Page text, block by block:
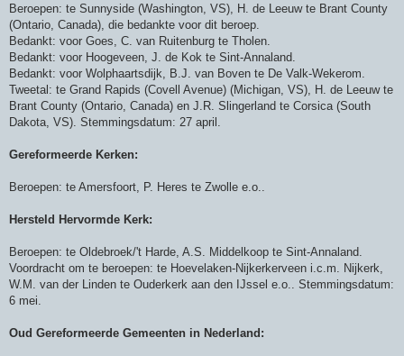
Beroepen: te Sunnyside (Washington, VS), H. de Leeuw te Brant County
(Ontario, Canada), die bedankte voor dit beroep.
Bedankt: voor Goes, C. van Ruitenburg te Tholen.
Bedankt: voor Hoogeveen, J. de Kok te Sint-Annaland.
Bedankt: voor Wolphaartsdijk, B.J. van Boven te De Valk-Wekerom.
Tweetal: te Grand Rapids (Covell Avenue) (Michigan, VS), H. de Leeuw te
Brant County (Ontario, Canada) en J.R. Slingerland te Corsica (South
Dakota, VS). Stemmingsdatum: 27 april.
Gereformeerde Kerken:
Beroepen: te Amersfoort, P. Heres te Zwolle e.o..
Hersteld Hervormde Kerk:
Beroepen: te Oldebroek/'t Harde, A.S. Middelkoop te Sint-Annaland.
Voordracht om te beroepen: te Hoevelaken-Nijkerkerveen i.c.m. Nijkerk,
W.M. van der Linden te Ouderkerk aan den IJssel e.o.. Stemmingsdatum:
6 mei.
Oud Gereformeerde Gemeenten in Nederland: